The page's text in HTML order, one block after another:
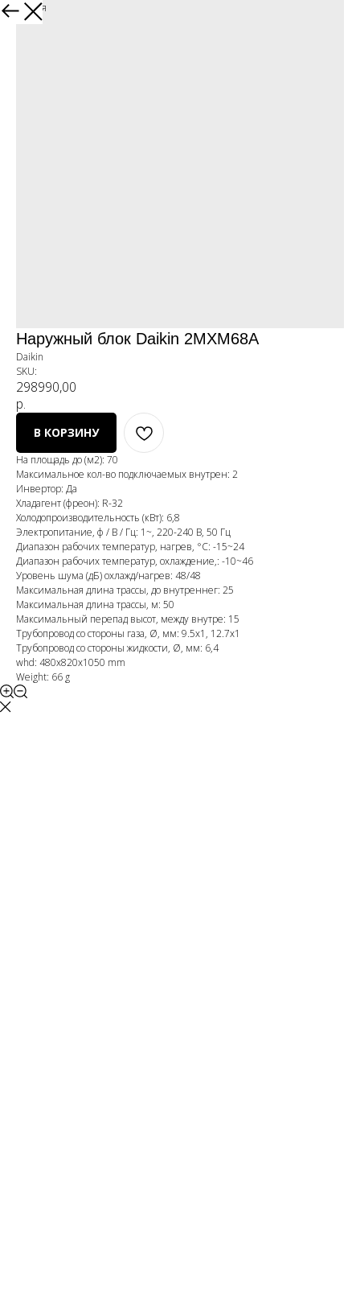
Вернуться
Наружный блок Daikin 2MXM68A
Daikin
SKU:
298990,00
р.
В КОРЗИНУ
На площадь до (м2): 70
Максимальное кол-во подключаемых внутрен: 2
Инвертор: Да
Хладагент (фреон): R-32
Холодопроизводительность (кВт): 6,8
Электропитание, ф / В / Гц: 1~, 220-240 В, 50 Гц
Диапазон рабочих температур, нагрев, °C: -15~24
Диапазон рабочих температур, охлаждение,: -10~46
Уровень шума (дБ) охлажд/нагрев: 48/48
Максимальная длина трассы, до внутреннег: 25
Максимальная длина трассы, м: 50
Максимальный перепад высот, между внутре: 15
Трубопровод со стороны газа, Ø, мм: 9.5х1, 12.7х1
Трубопровод со стороны жидкости, Ø, мм: 6,4
whd: 480x820x1050 mm
Weight: 66 g